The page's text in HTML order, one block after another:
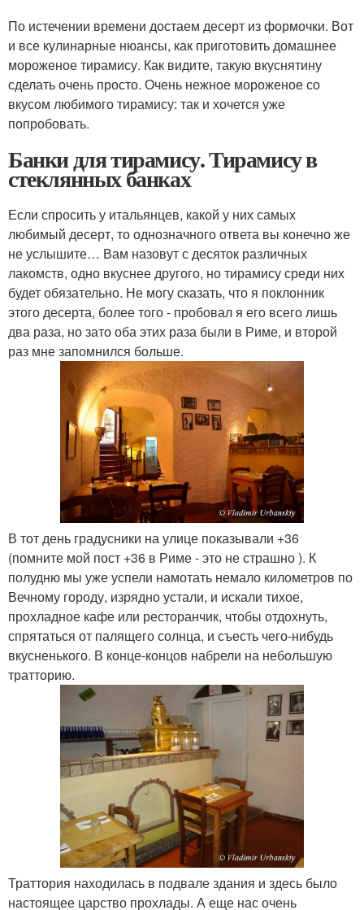
По истечении времени достаем десерт из формочки. Вот
и все кулинарные нюансы, как приготовить домашнее
мороженое тирамису. Как видите, такую вкуснятину
сделать очень просто. Очень нежное мороженое со
вкусом любимого тирамису: так и хочется уже
попробовать.
Банки для тирамису. Тирамису в
стеклянных банках
Если спросить у итальянцев, какой у них самых
любимый десерт, то однозначного ответа вы конечно же
не услышите… Вам назовут с десяток различных
лакомств, одно вкуснее другого, но тирамису среди них
будет обязательно. Не могу сказать, что я поклонник
этого десерта, более того - пробовал я его всего лишь
два раза, но зато оба этих раза были в Риме, и второй
раз мне запомнился больше.
В тот день градусники на улице показывали +36
(помните мой пост +36 в Риме - это не страшно ). К
полудню мы уже успели намотать немало километров по
Вечному городу, изрядно устали, и искали тихое,
прохладное кафе или ресторанчик, чтобы отдохнуть,
спрятаться от палящего солнца, и съесть чего-нибудь
вкусненького. В конце-концов набрели на небольшую
тратторию.
Траттория находилась в подвале здания и здесь было
настоящее царство прохлады. А еще нас очень